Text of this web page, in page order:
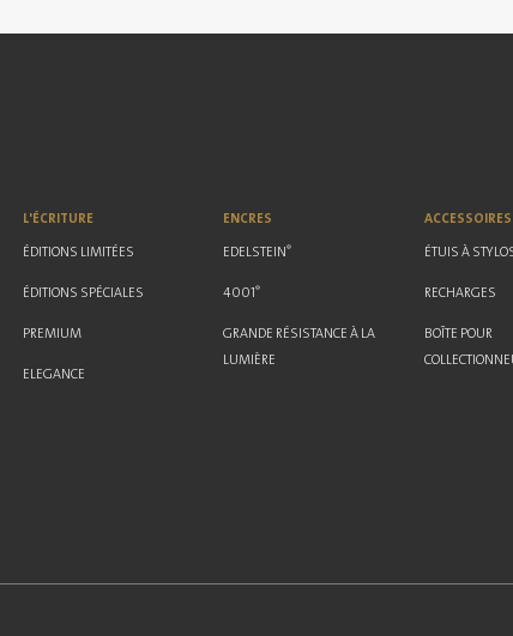
L'ÉCRITURE
ÉDITIONS LIMITÉES
ÉDITIONS SPÉCIALES
PREMIUM
ELEGANCE
ENCRES
EDELSTEIN®
4001®
GRANDE RÉSISTANCE À LA
LUMIÈRE
ACCESSOIRES
ÉTUIS À
RECHARGES
BOÎTE POUR